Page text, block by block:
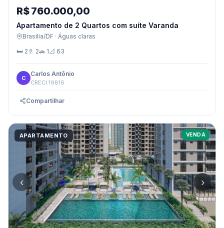
R$ 760.000,00
Apartamento de 2 Quartos com suíte Varanda
Brasília/DF · Águas claras
🛏 2 🚿 2🚗 1📐 63
C
Carlos Antônio
CRECI 19816
Compartilhar
APARTAMENTO VENDA
‹ ›